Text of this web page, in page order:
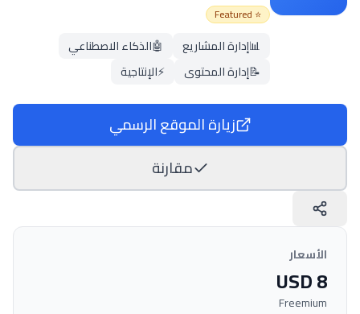
⭐ Featured
📊إدارة المشاريع 🤖الذكاء الاصطناعي
📝إدارة المحتوى ⚡الإنتاجية
زيارة الموقع الرسمي
مقارنة
الأسعار
USD 8
Freemium